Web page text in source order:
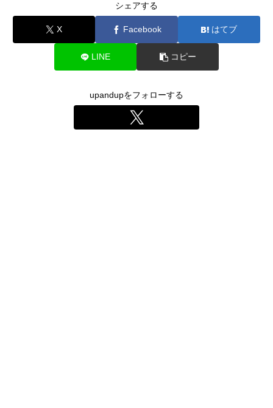
シェアする
X Facebook はてブ
LINE コピー
upandupをフォローする